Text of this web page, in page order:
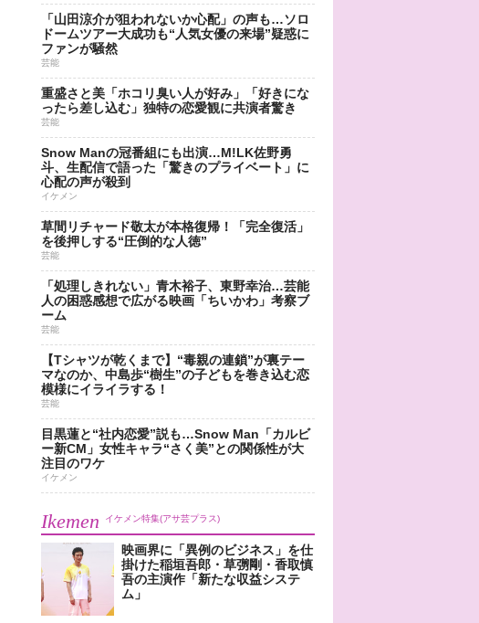
「山田涼介が狙われないか心配」の声も…ソロ
ドームツアー大成功も“人気女優の来場”疑惑に
ファンが騒然
芸能
重盛さと美「ホコリ臭い人が好み」「好きにな
ったら差し込む」独特の恋愛観に共演者驚き
芸能
Snow Manの冠番組にも出演…M!LK佐野勇
斗、生配信で語った「驚きのプライベート」に
心配の声が殺到
イケメン
草間リチャード敬太が本格復帰！「完全復活」
を後押しする“圧倒的な人徳”
芸能
「処理しきれない」青木裕子、東野幸治…芸能
人の困惑感想で広がる映画「ちいかわ」考察ブ
ーム
芸能
【Tシャツが乾くまで】“毒親の連鎖”が裏テー
マなのか、中島歩“樹生”の子どもを巻き込む恋
模様にイライラする！
芸能
目黒蓮と“社内恋愛”説も…Snow Man「カルビ
ー新CM」女性キャラ“さく美”との関係性が大
注目のワケ
イケメン
Ikemen イケメン特集(アサ芸プラス)
映画界に「異例のビジネス」を仕
掛けた稲垣吾郎・草彅剛・香取慎
吾の主演作「新たな収益システ
ム」